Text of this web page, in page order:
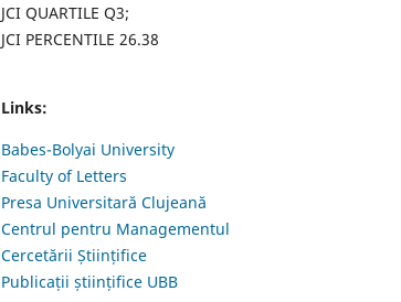
JCI QUARTILE Q3;
JCI PERCENTILE 26.38
Links:
Babes-Bolyai University
Faculty of Letters
Presa Universitară Clujeană
Centrul pentru Managementul
Cercetării Științifice
Publicații științifice UBB